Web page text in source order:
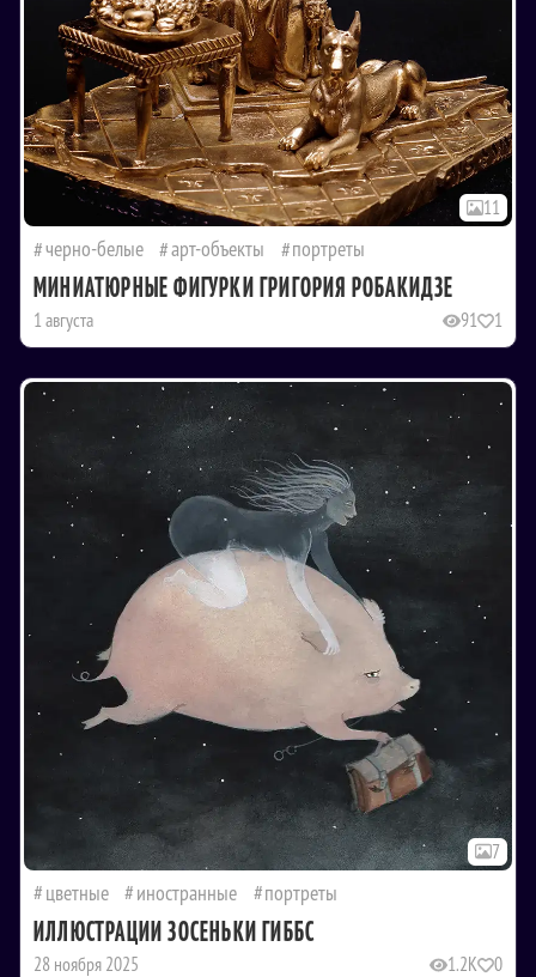
11
черно-белые арт-объекты портреты
МИНИАТЮРНЫЕ ФИГУРКИ ГРИГОРИЯ РОБАКИДЗЕ
1 августа 91 1
7
цветные иностранные портреты
ИЛЛЮСТРАЦИИ ЗОСЕНЬКИ ГИББС
28 ноября 2025 1.2K 0